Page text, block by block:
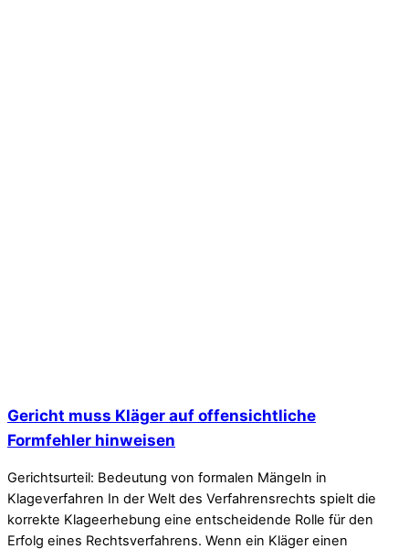
Gericht muss Kläger auf offensichtliche
Formfehler hinweisen
Gerichtsurteil: Bedeutung von formalen Mängeln in
Klageverfahren In der Welt des Verfahrensrechts spielt die
korrekte Klageerhebung eine entscheidende Rolle für den
Erfolg eines Rechtsverfahrens. Wenn ein Kläger einen